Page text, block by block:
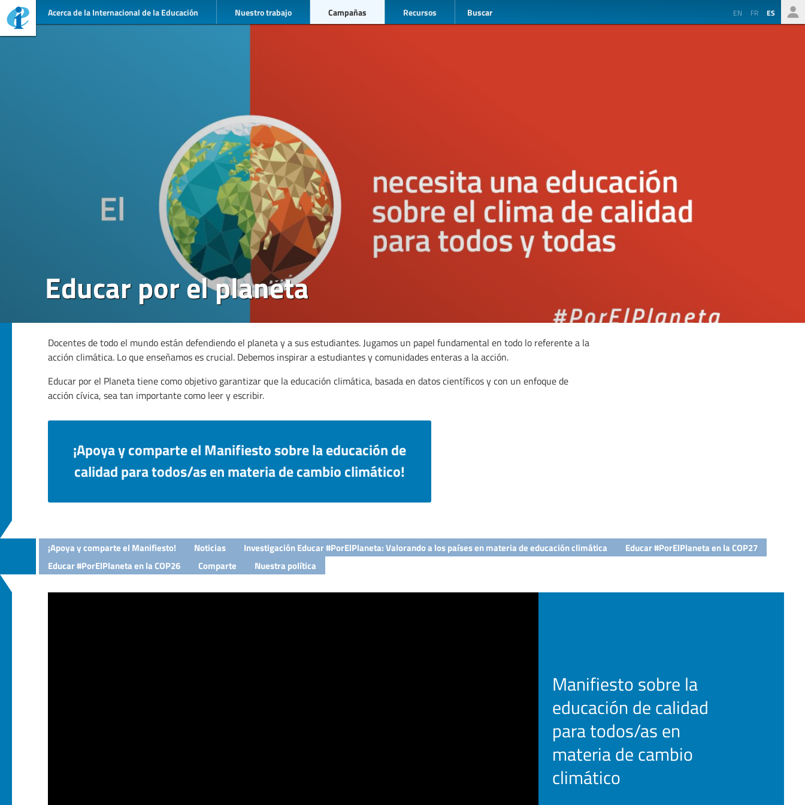
Acerca de la Internacional de la Educación Nuestro trabajo Campañas Recursos Buscar EN FR ES
Educar por el planeta
Docentes de todo el mundo están defendiendo el planeta y a sus estudiantes. Jugamos un papel fundamental en todo lo referente a la
acción climática. Lo que enseñamos es crucial. Debemos inspirar a estudiantes y comunidades enteras a la acción.
Educar por el Planeta tiene como objetivo garantizar que la educación climática, basada en datos científicos y con un enfoque de
acción cívica, sea tan importante como leer y escribir.
¡Apoya y comparte el Manifiesto sobre la educación de
calidad para todos/as en materia de cambio climático!
¡Apoya y comparte el Manifiesto! Noticias Investigación Educar #PorElPlaneta: Valorando a los países en materia de educación climática
Educar #PorElPlaneta en la COP27
Educar #PorElPlaneta en la COP26
Comparte Nuestra política
Manifiesto sobre la
educación de calidad
para todos/as en
materia de cambio
climático